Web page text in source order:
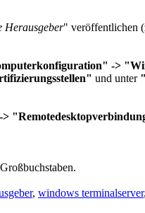
Herausgeber" veröffentlichen
->
und unter
, windows terminalserver,